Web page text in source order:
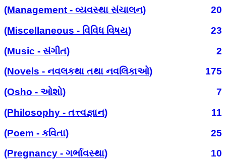
(Management - વ્યવસ્થા સંચાલન)
20
(Miscellaneous - વિવિધ વિષય)
23
(Music - સંગીત)
2
(Novels - નવલકથા તથા નવલિકાઓ)
175
(Osho - ઓશો)
7
(Philosophy - તત્ત્વજ્ઞાન)
11
(Poem - કવિતા)
25
(Pregnancy - ગર્ભાવસ્થા)
10